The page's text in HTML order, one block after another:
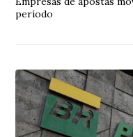
período